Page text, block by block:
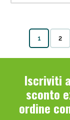
1 2
Iscriviti
sconto
ordine